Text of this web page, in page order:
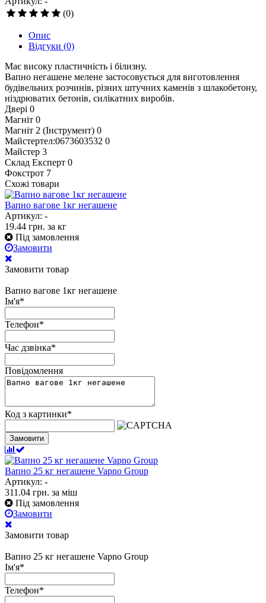
(0)
Опис
Відгуки (0)
Має високу пластичність і білизну.
Вапно негашене мелене застосовується для виготовлення
будівельних розчинів, різних штучних каменів з шлакобетону,
ніздрюватих бетонів, силікатних виробів.
Двері 0
Магніт 0
Магніт 2 (Інструмент) 0
Майстертел:0673603532 0
Майстер 3
Склад Експерт 0
Фокстрот 7
Схожі товари
Вапно вагове 1кг негашене
Артикул: -
19.44 грн. за кг
Під замовлення
Замовити
Замовити товар
Вапно вагове 1кг негашене
Ім'я*
Телефон*
Час дзвінка*
Повідомлення
Код з картинки*
Замовити
Вапно 25 кг негашене Vapno Group
Артикул: -
311.04 грн. за міш
Під замовлення
Замовити
Замовити товар
Вапно 25 кг негашене Vapno Group
Ім'я*
Телефон*